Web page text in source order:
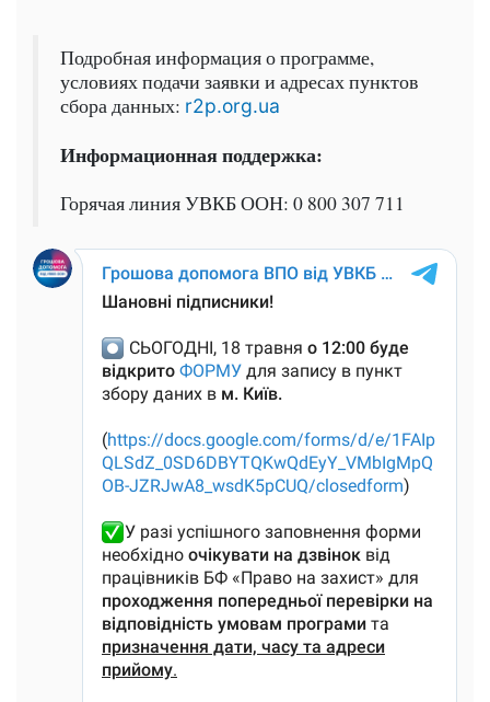
Подробная информация о программе,
условиях подачи заявки и адресах пунктов
сбора данных: r2p.org.ua
Информационная поддержка:
Горячая линия УВКБ ООН: 0 800 307 711